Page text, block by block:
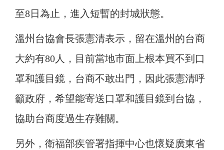
至8日為止，進入短暫的封城狀態。
溫州台協會長張憲清表示，留在溫州的台商
大約有80人，目前當地市面上根本買不到口
罩和護目鏡，台商不敢出門，因此張憲清呼
籲政府，希望能寄送口罩和護目鏡到台協，
協助台商度過生存難關。
另外，衛福部疾管署指揮中心也懷疑廣東省